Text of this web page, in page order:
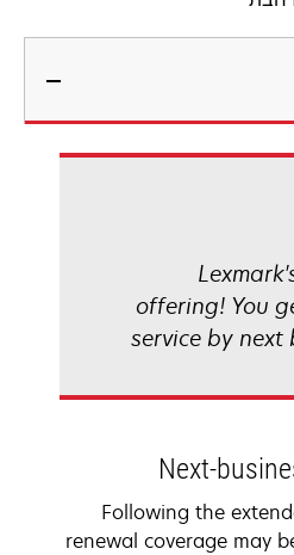
offering! You
service by next
Next-
Following the
renewal coverage may